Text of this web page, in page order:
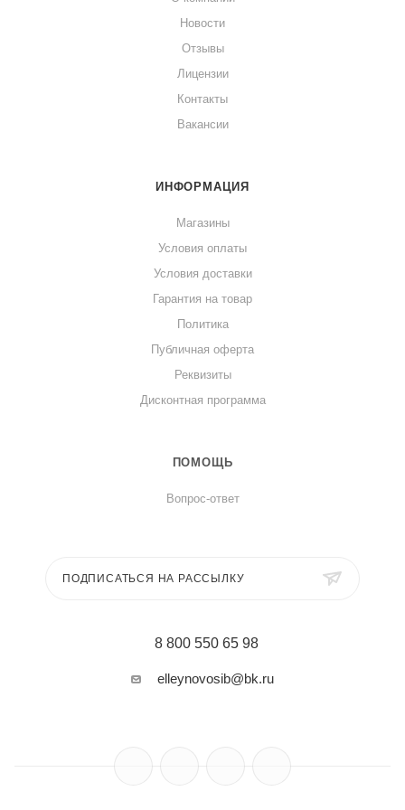
Новости
Отзывы
Лицензии
Контакты
Вакансии
ИНФОРМАЦИЯ
Магазины
Условия оплаты
Условия доставки
Гарантия на товар
Политика
Публичная оферта
Реквизиты
Дисконтная программа
ПОМОЩЬ
Вопрос-ответ
ПОДПИСАТЬСЯ НА РАССЫЛКУ
8 800 550 65 98
elleynovosib@bk.ru